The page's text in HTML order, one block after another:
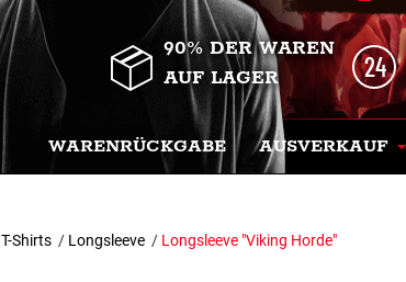
90% DER WAREN
AUF LAGER
WARENRÜCKGABE AUSVERKAUF
T-Shirts / Longsleeve / Longsleeve "Viking Horde"